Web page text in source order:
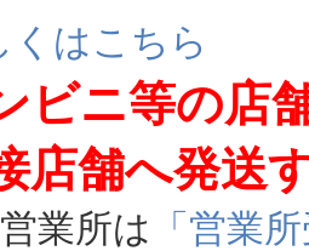
くはこちら
ビニ等の店
店舗へ発送
所は 「営業